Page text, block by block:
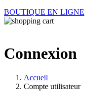
BOUTIQUE EN LIGNE
Connexion
Accueil
Compte utilisateur